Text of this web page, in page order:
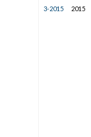
3-2015 2015